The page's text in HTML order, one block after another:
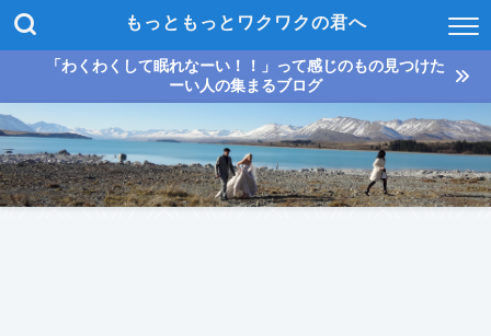
もっともっとワクワクの君へ
「わくわくして眠れなーい！！」って感じのもの見つけた
ーい人の集まるブログ